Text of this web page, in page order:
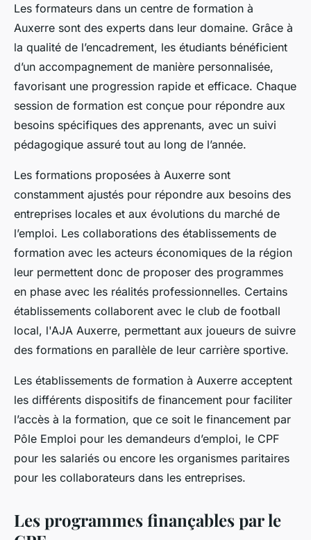
Les formateurs dans un centre de formation à
Auxerre sont des experts dans leur domaine. Grâce à
la qualité de l’encadrement, les étudiants bénéficient
d’un accompagnement de manière personnalisée,
favorisant une progression rapide et efficace. Chaque
session de formation est conçue pour répondre aux
besoins spécifiques des apprenants, avec un suivi
pédagogique assuré tout au long de l’année.
Les formations proposées à Auxerre sont
constamment ajustés pour répondre aux besoins des
entreprises locales et aux évolutions du marché de
l’emploi. Les collaborations des établissements de
formation avec les acteurs économiques de la région
leur permettent donc de proposer des programmes
en phase avec les réalités professionnelles. Certains
établissements collaborent avec le club de football
local, l'AJA Auxerre, permettant aux joueurs de suivre
des formations en parallèle de leur carrière sportive.
Les établissements de formation à Auxerre acceptent
les différents dispositifs de financement pour faciliter
l’accès à la formation, que ce soit le financement par
Pôle Emploi pour les demandeurs d’emploi, le CPF
pour les salariés ou encore les organismes paritaires
pour les collaborateurs dans les entreprises.
Les programmes finançables par le